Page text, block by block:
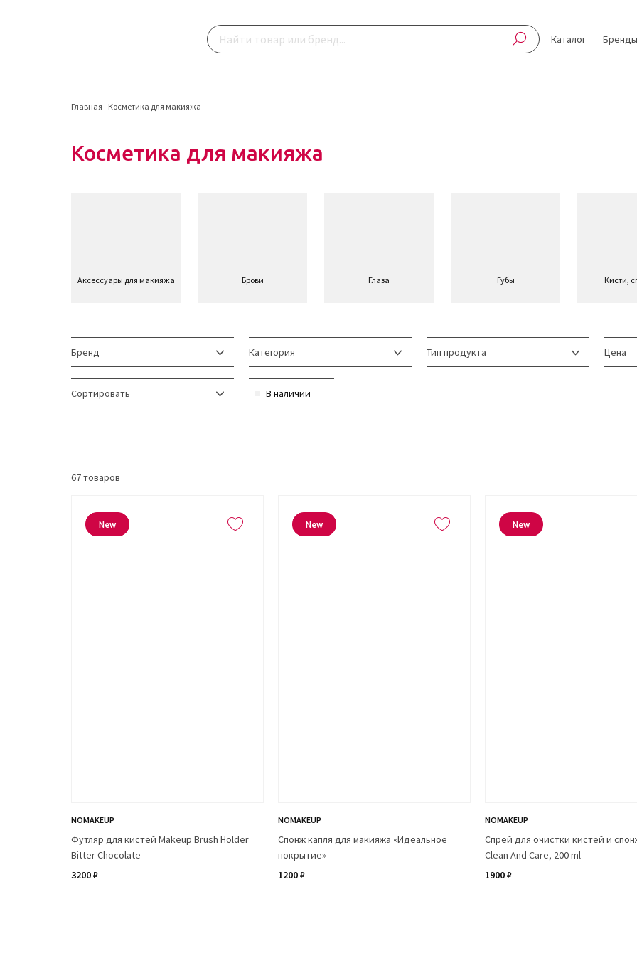
Каталог Бренды
Главная - Косметика для макияжа
Косметика для макияжа
Аксессуары для макияжа Брови Глаза Губы Кисти,
Бренд Категория Тип продукта Цена
Сортировать В наличии
67товаров
NOMAKEUP
Футляр для кистей Makeup Brush Holder
Bitter Chocolate
3200 ₽
New
NOMAKEUP
Спонж капля для макияжа «Идеальное
покрытие»
1200 ₽
New
NOMAKEUP
Спрей для очистки кистей и
Clean And Care, 200 ml
1900 ₽
New